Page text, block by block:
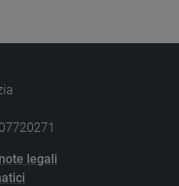
legali